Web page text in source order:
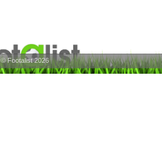
© Footalist 2026